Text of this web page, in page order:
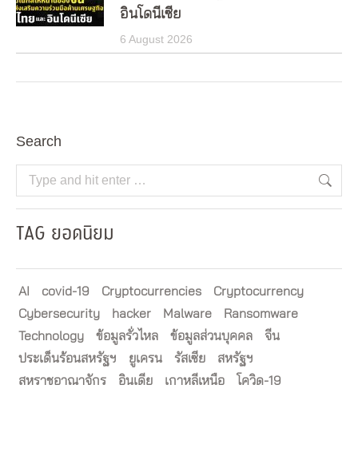
อินโดนีเซีย
6 August 2026
Search
Search:
TAG ยอดนิยม
AI covid-19 Cryptocurrencies
Cryptocurrency
Cybersecurity
hacker Malware
Ransomware
Technology
ข้อมูลรั่วไหล ข้อมูลส่วนบุคคล
จีน
ประเด็นร้อนสหรัฐฯ
ยูเครน รัสเซีย
สหรัฐฯ
สหราชอาณาจักร
อินเดีย เกาหลีเหนือ โควิด-19